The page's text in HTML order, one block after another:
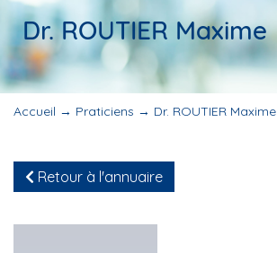
Dr. ROUTIER Maxime
Accueil → Praticiens → Dr. ROUTIER Maxime
Retour à l'annuaire